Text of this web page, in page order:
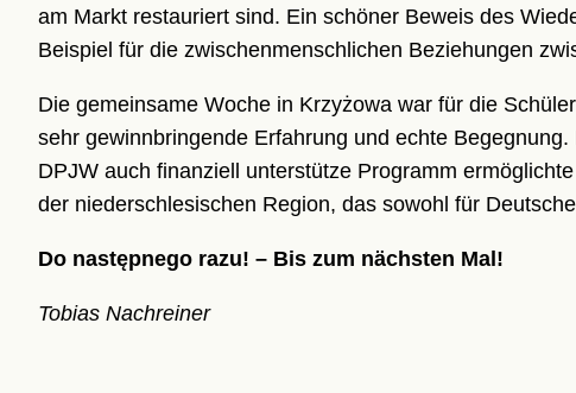
am Markt restauriert sind. Ein schöner Beweis des
Beispiel für die zwischenmenschlichen Beziehungen
Die gemeinsame Woche in Krzyżowa war für die
sehr gewinnbringende Erfahrung und echte
DPJW auch finanziell unterstütze Programm
der niederschlesischen Region, das sowohl für
Do następnego razu! – Bis zum nächsten Mal!
Tobias Nachreiner